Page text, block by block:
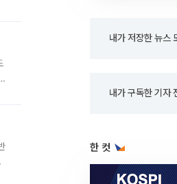
내가 저장한 뉴스
내가 구독한 기자
한 컷